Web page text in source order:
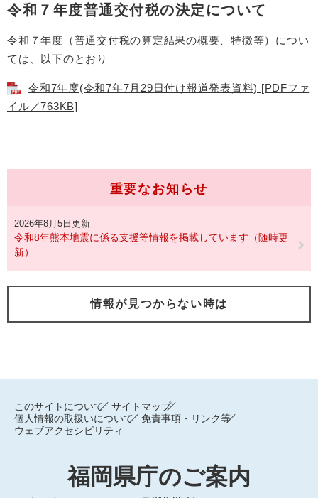
令和７年度普通交付税の決定について
令和７年度（普通交付税の算定結果の概要、特徴等）につい
ては、以下のとおり
令和7年度(令和7年7月29日付け報道発表資料) [PDFファ
イル／763KB]
重要なお知らせ
2026年8月5日更新
令和8年熊本地震に係る支援等情報を掲載しています（随時更
新）
情報が見つからない時は
このサイトについて
サイトマップ
個人情報の取扱いについて
免責事項・リンク等
ウェブアクセシビリティ
福岡県庁のご案内